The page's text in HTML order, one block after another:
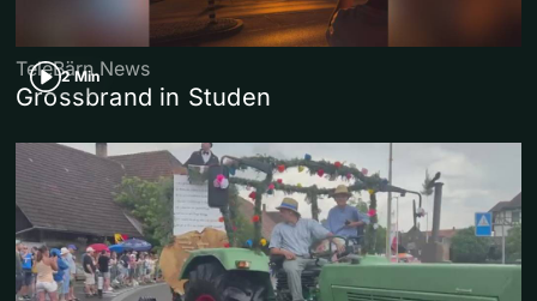
2 Min
TeleBärn News
Grossbrand in Studen